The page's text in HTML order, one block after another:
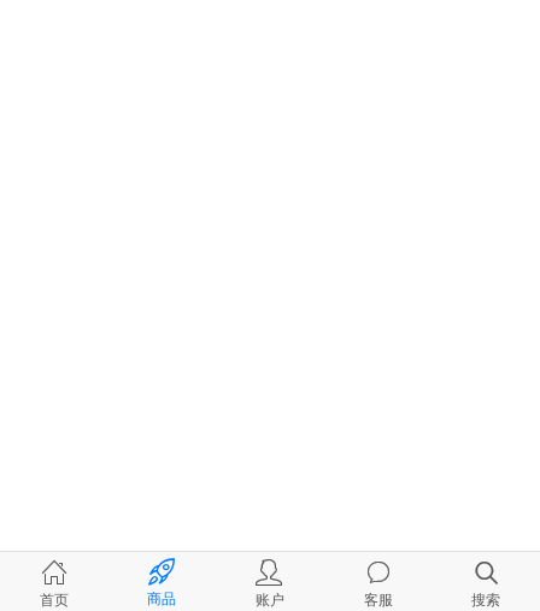
首页 商品 账户 客服 搜索